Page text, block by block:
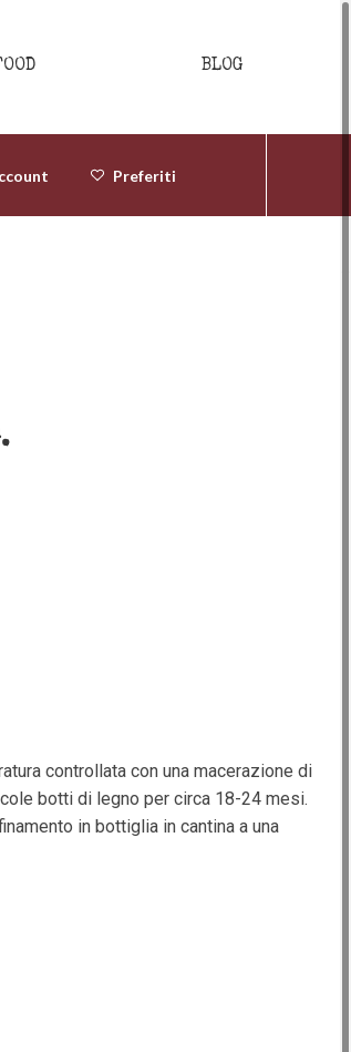
BLOG
Preferiti
controllata con una macerazione di
botti di legno per circa 18-24 mesi.
in bottiglia in cantina a una